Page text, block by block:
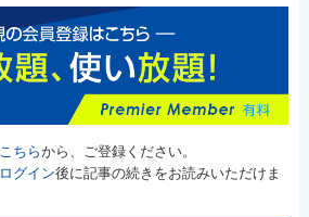
こちらから、ご登録ください。
ログイン後に記事の続きをお読みいただけま